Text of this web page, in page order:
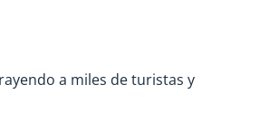
a miles de turistas y